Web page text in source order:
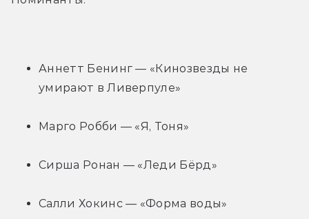
Аннетт Бенинг — «Кинозвезды не
умирают в Ливерпуле»
Марго Робби — «Я, Тоня»
Сирша Ронан — «Леди Бёрд»
Салли Хокинс — «Форма воды»